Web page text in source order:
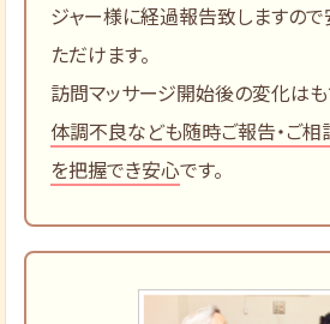
ジャー様に経過報告致しますの
ただけます。
訪問マッサージ開始後の変化はも
体調不良なども随時ご報告・ご
を把握でき安心です。